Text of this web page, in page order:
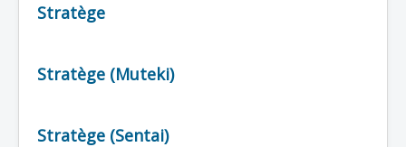
Stratège
Stratège (Muteki)
Stratège (Sentai)